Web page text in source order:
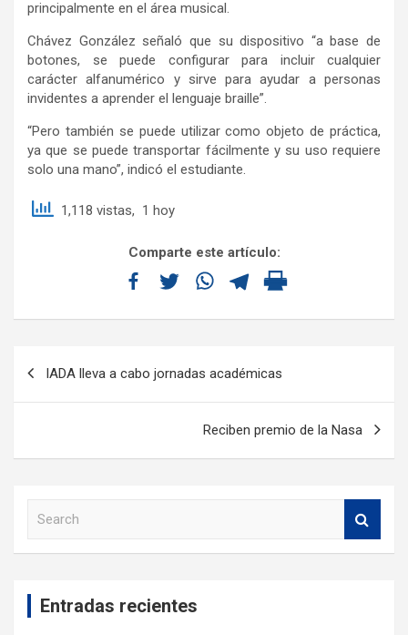
principalmente en el área musical.
Chávez González señaló que su dispositivo “a base de
botones, se puede configurar para incluir cualquier
carácter alfanumérico y sirve para ayudar a personas
invidentes a aprender el lenguaje braille”.
“Pero también se puede utilizar como objeto de práctica,
ya que se puede transportar fácilmente y su uso requiere
solo una mano”, indicó el estudiante.
1,118 vistas, 1 hoy
Comparte este artículo:
IADA lleva a cabo jornadas académicas
Reciben premio de la Nasa
Entradas recientes